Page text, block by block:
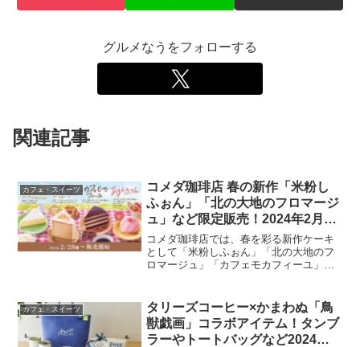
グルメなうをフォローする
関連記事
カフェ・スイーツ
コメダ珈琲店 春の新作「米粉し
ふぉん」「北の大地のフロマージ
ュ」など限定販売！2024年2月28
日から6月上旬まで
コメダ珈琲店では、春を彩る新作ケーキ
として「米粉しふぉん」「北の大地のフ
ロマージュ」「カフェモカフィーユ」
しています。価格帯は480円から540円
（店舗によっ...
カフェ・スイーツ
タリーズコーヒー×かまわぬ「鳥
獣戯画」コラボアイテム！タンブ
ラーやトートバッグなど2024年3